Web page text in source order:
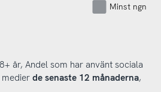
Minst ngn
år, Andel som har använt sociala
de senaste 12 månaderna,